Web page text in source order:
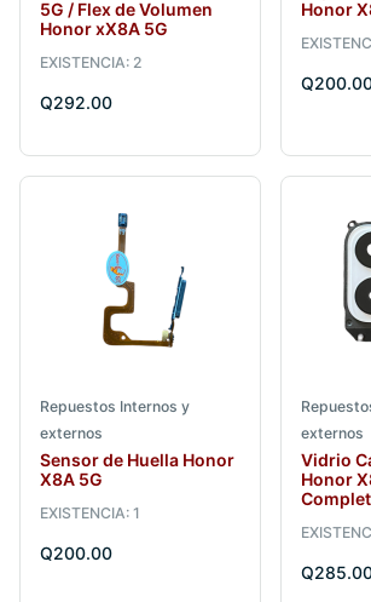
5G / Flex de Volumen
Honor xX8A 5G
EXISTENCIA: 2
Q292.00
Honor
Repuestos Internos y
externos
Sensor de Huella Honor
X8A 5G
EXISTENCIA: 1
Q200.00
externos
Vidrio
Honor